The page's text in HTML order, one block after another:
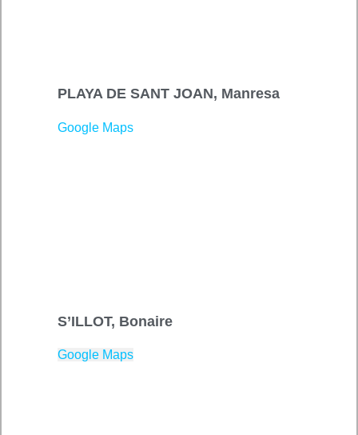
PLAYA DE SANT JOAN, Manresa
Google Maps
S’ILLOT, Bonaire
Google Maps